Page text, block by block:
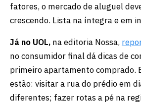
fatores, o mercado de aluguel
crescendo. Lista na íntegra e em
Já no UOL, na editoria Nossa,
no consumidor final dá dicas de
primeiro apartamento comprado.
estão: visitar a rua do prédio em
diferentes; fazer rotas a pé na